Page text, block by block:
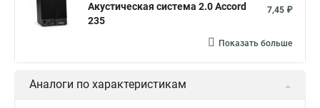
Акустическая система 2.0 Accord
235
7,45 ₽
Показать больше
Аналоги по характеристикам